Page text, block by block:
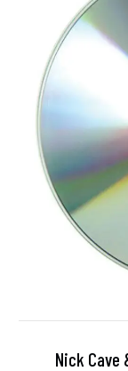
Nick Cave